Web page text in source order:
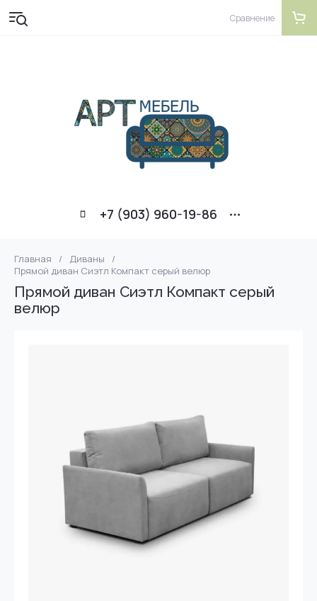
+7 (903) 960-19-86
Сравнение
Главная / Диваны
/
Прямой диван Сиэтл Компакт серый велюр
Прямой диван Сиэтл Компакт серый
велюр